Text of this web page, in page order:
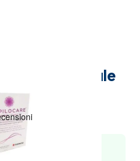
7 cannule
e risparmia